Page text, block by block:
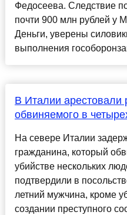
Федосеева. Следствие
почти 900 млн рублей у
Деньги, уверены
выполнения
В Италии арестовали
обвиняемого в
На севере Италии
гражданина, который
убийстве нескольких
подтвердили в
летний мужчина, кроме
создании преступного